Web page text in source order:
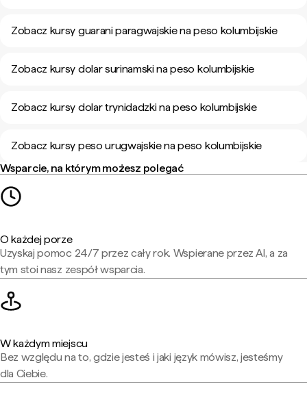
Zobacz kursy guarani paragwajskie na peso kolumbijskie
Zobacz kursy dolar surinamski na peso kolumbijskie
Zobacz kursy dolar trynidadzki na peso kolumbijskie
Zobacz kursy peso urugwajskie na peso kolumbijskie
Wsparcie, na którym możesz polegać
O każdej porze
Uzyskaj pomoc 24/7 przez cały rok. Wspierane przez AI, a za
tym stoi nasz zespół wsparcia.
W każdym miejscu
Bez względu na to, gdzie jesteś i jaki język mówisz, jesteśmy
dla Ciebie.